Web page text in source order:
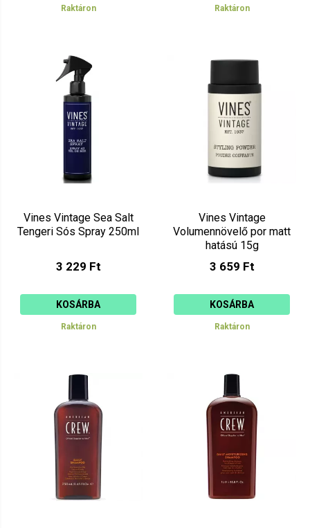
Raktáron Raktáron
Vines Vintage Sea Salt
Tengeri Sós Spray 250ml
3 229 Ft
KOSÁRBA
Raktáron
Vines Vintage
Volumennövelő por matt
hatású 15g
3 659 Ft
KOSÁRBA
Raktáron